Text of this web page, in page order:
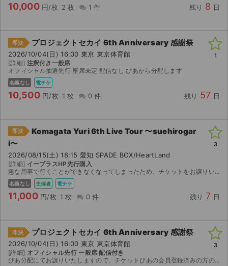
チケットジャム運営会社
チケットジャム利用規約
プライバシーポリシー
特定商取引法に基づく表記
不正転売禁止法について
チケットジャムの取り組み
10,000 円/枚 2 枚 1 件 残り 8 日
即決 プロジェクトセカイ 6th Anniversary 感謝祭
2026/10/04(日) 16:00 東京 東京体育館
[詳細] 注釈付き一般席
オフィシャル抽選先行 座席未定 配信なし ぴあから分配します
名義なし 電チケ
10,500 円/枚 1 枚 0 件 残り 57 日
1
即決
Komagata Yuri 6th Live Tour 〜suehirogar
i〜
2026/08/15(土) 18:15 愛知 SPADE BOX/HeartLand
[詳細] イープラスHP先行購入
急な用事で行くことができなくなってしまったため、チケットをお譲りいたします。 こちらのチケットは、申込者分の分配が不可となっております。そのため、当方のイープラスのアカウント情報を一時的にお貸し...
名義なし 主催者 電チケ
11,000 円/枚 1 枚 0 件 残り 7 日
3
即決 プロジェクトセカイ 6th Anniversary 感謝祭
2026/10/04(日) 16:00 東京 東京体育館
[詳細] オフィシャル先行 一般席 配信付き
ぴあ分配にてお譲りいたしますので、チケットぴあの会員登録済みの方のみ。
3